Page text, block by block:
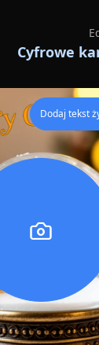
Cyfrowe
Dodaj tekst